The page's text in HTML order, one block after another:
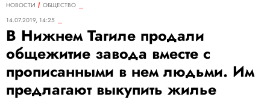
НОВОСТИ
ОБЩЕСТВО
14.07.2019, 14:25
В Нижнем Тагиле продали
общежитие завода вместе с
прописанными в нем людьми. Им
предлагают выкупить жилье